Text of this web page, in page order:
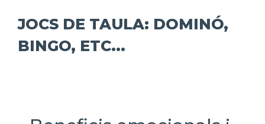
JOCS DE TAULA: DOMINÓ,
BINGO, ETC...